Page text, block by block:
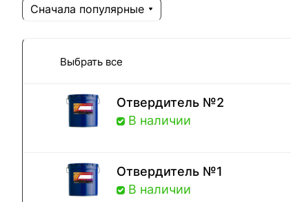
Сначала популярные
Выбрать все
Отвердитель №2
В наличии
Отвердитель №1
В наличии